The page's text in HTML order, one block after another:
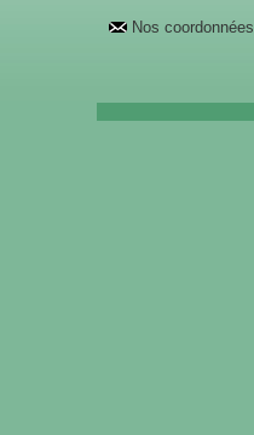
Nos coordonnées